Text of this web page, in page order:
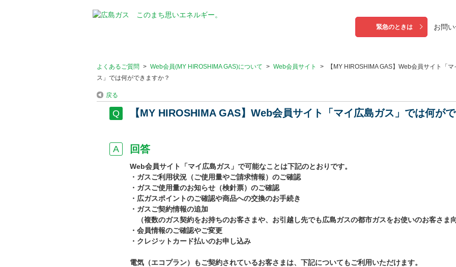
緊急のときは お問
よくあるご質問 > Web会員(MY HIROSHIMA GAS)について > Web会員サイト >
【MY HIROSHIMA GAS】Web会員サイト「マ
ス」では何ができますか？
戻る
【MY HIROSHIMA GAS】Web会員サイト「マイ広島ガス」では何が
回答
Web会員サイト「マイ広島ガス」で可能なことは下記のとおりです。
・ガスご利用状況（ご使用量やご請求情報）のご確認
・ガスご使用量のお知らせ（検針票）のご確認
・広ガスポイントのご確認や商品への交換のお手続き
・ガスご契約情報の追加
（複数のガス契約をお持ちのお客さまや、お引越し先でも広島ガスの都市ガスをお使いのお客さま向
・会員情報のご確認やご変更
・クレジットカード払いのお申し込み
電気（エコプラン）もご契約されているお客さまは、下記についてもご利用いただけます。